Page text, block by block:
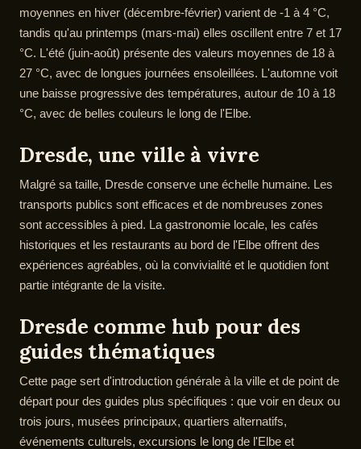
moyennes en hiver (décembre-février) varient de -1 à 4 °C,
tandis qu'au printemps (mars-mai) elles oscillent entre 7 et 17
°C. L'été (juin-août) présente des valeurs moyennes de 18 à
27 °C, avec de longues journées ensoleillées. L'automne voit
une baisse progressive des températures, autour de 10 à 18
°C, avec de belles couleurs le long de l'Elbe.
Dresde, une ville à vivre
Malgré sa taille, Dresde conserve une échelle humaine. Les
transports publics sont efficaces et de nombreuses zones
sont accessibles à pied. La gastronomie locale, les cafés
historiques et les restaurants au bord de l'Elbe offrent des
expériences agréables, où la convivialité et le quotidien font
partie intégrante de la visite.
Dresde comme hub pour des
guides thématiques
Cette page sert d'introduction générale à la ville et de point de
départ pour des guides plus spécifiques : que voir en deux ou
trois jours, musées principaux, quartiers alternatifs,
événements culturels, excursions le long de l'Elbe et